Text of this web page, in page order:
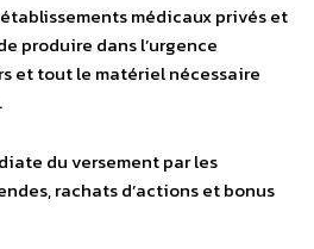
médicaux privés et
produire dans l’urgence
et tout le matériel nécessaire
du versement par les
rachats d’actions et bonus